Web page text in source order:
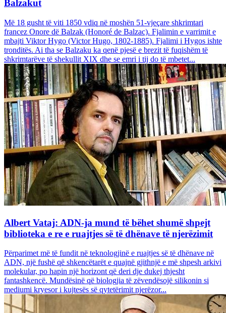
Balzakut
Më 18 gusht të viti 1850 vdiq në moshën 51-vjeçare shkrimtari
francez Onore dë Balzak (Honoré de Balzac). Fjalimin e varrimit e
mbajti Viktor Hygo (Victor Hugo, 1802-1885). Fjalimi i Hygos ishte
tronditës. Ai tha se Balzaku ka qenë pjesë e brezit të fuqishëm të
shkrimtarëve të shekullit XIX dhe se emri i tij do të mbetet...
Albert Vataj: ADN-ja mund të bëhet shumë shpejt
biblioteka e re e ruajtjes së të dhënave të njerëzimit
Përparimet më të fundit në teknologjinë e ruajtjes së të dhënave në
ADN, një fushë që shkencëtarët e quajnë gjithnjë e më shpesh arkivi
molekular, po hapin një horizont që deri dje dukej thjesht
fantashkencë. Mundësinë që biologjia të zëvendësojë silikonin si
mediumi kryesor i kujtesës së qytetërimit njerëzor...